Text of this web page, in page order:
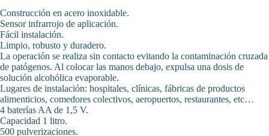
Construcción en acero inoxidable.
Sensor infrarrojo de aplicación.
Fácil instalación.
Limpio, robusto y duradero.
La operación se realiza sin contacto evitando la contaminación cruzada
de patógenos. Al colocar las manos debajo, expulsa una dosis de
solución alcohólica evaporable.
Lugares de instalación: hospitales, clínicas, fábricas de productos
alimenticios, comedores colectivos, aeropuertos, restaurantes, etc…
4 baterías AA de 1,5 V.
Capacidad 1 litro.
500 pulverizaciones.